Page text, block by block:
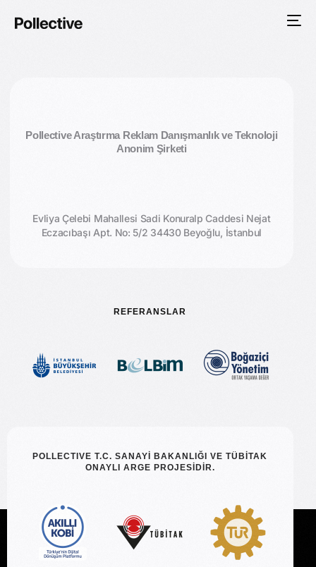
Pollective Araştırma Reklam Danışmanlık ve Teknoloji
Anonim Şirketi
Evliya Çelebi Mahallesi Sadi Konuralp Caddesi Nejat
Eczacıbaşı Apt. No: 5/2 34430 Beyoğlu, İstanbul
REFERANSLAR
POLLECTIVE T.C. SANAYİ BAKANLIĞI VE TÜBİTAK
ONAYLI ARGE PROJESİDİR.